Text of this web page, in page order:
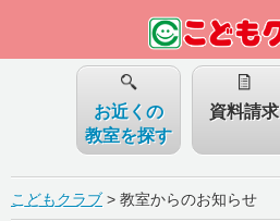
お近くの
教室を探す
資料請求
こどもクラブ> 教室からのお知らせ